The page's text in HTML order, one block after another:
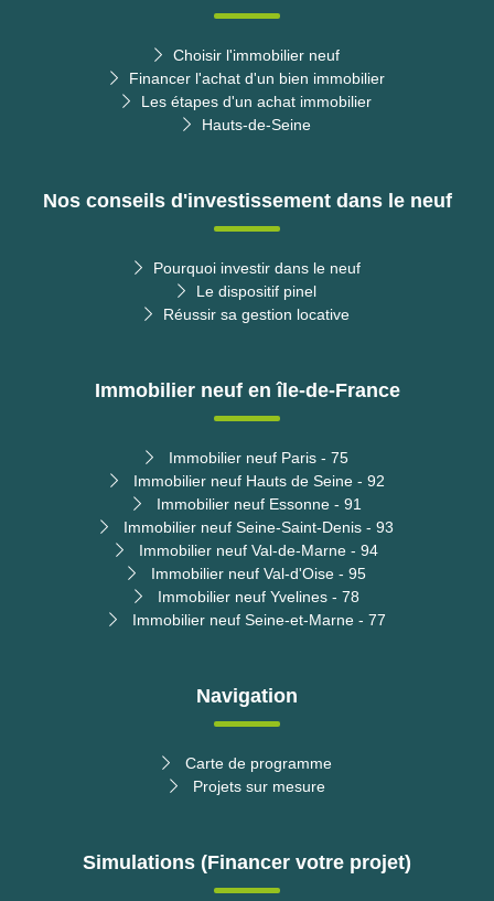
Choisir l'immobilier neuf
Financer l'achat d'un bien immobilier
Les étapes d'un achat immobilier
Hauts-de-Seine
Nos conseils d'investissement dans le neuf
Pourquoi investir dans le neuf
Le dispositif pinel
Réussir sa gestion locative
Immobilier neuf en île-de-France
Immobilier neuf Paris - 75
Immobilier neuf Hauts de Seine - 92
Immobilier neuf Essonne - 91
Immobilier neuf Seine-Saint-Denis - 93
Immobilier neuf Val-de-Marne - 94
Immobilier neuf Val-d'Oise - 95
Immobilier neuf Yvelines - 78
Immobilier neuf Seine-et-Marne - 77
Navigation
Carte de programme
Projets sur mesure
Simulations (Financer votre projet)